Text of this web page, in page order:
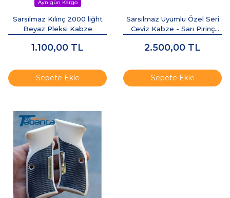
Sarsılmaz Kılınç 2000 liğht
Beyaz Pleksi Kabze
1.100,00 TL
Sepete Ekle
Sarsılmaz Uyumlu Özel Seri
Ceviz Kabze - Sarı Pirinç
2.500,00 TL
Sepete Ekle